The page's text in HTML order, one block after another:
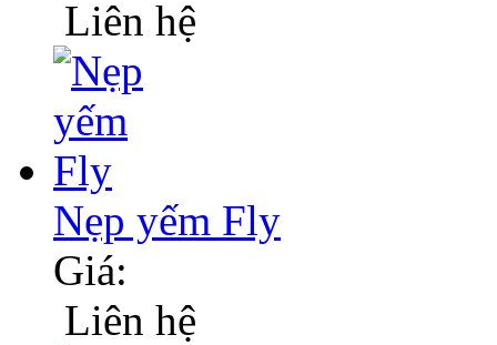
Liên hệ
Nẹp yếm Fly
Giá:
Liên hệ